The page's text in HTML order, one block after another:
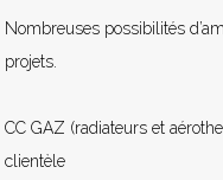
Nombreuses possibilités
projets.
CC GAZ (radiateurs et
clientèle